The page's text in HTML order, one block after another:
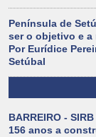
Península de
ser o objetivo e a
Por Eurídice
Setúbal
BARREIRO -
156 anos a